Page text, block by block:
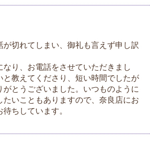
が切れてしまい、御礼も言えず申し訳
り、お電話をさせていただきまし
と教えてくださり、短い時間でしたが
がとうございました。いつものように
たいこともありますので、奈良店にお
ちしています。